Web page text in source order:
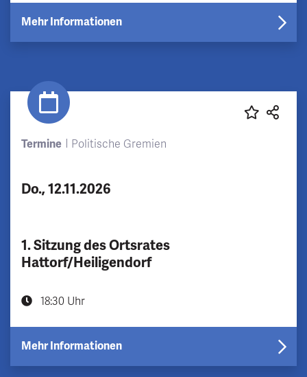
Mehr Informationen
Termine Politische Gremien
Do., 12.11.2026
1. Sitzung des Ortsrates
Hattorf/Heiligendorf
18:30 Uhr
Mehr Informationen